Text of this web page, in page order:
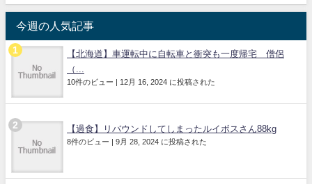
今週の人気記事
【北海道】車運転中に自転車と衝突も一度帰宅 僧侶
（...
10件のビュー | 12月 16, 2024 に投稿された
【過食】リバウンドしてしまったルイボスさん88kg
8件のビュー | 9月 28, 2024 に投稿された